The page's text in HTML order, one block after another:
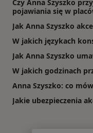
Czy Anna Szyszko
pojawiania się w
Jak Anna Szyszko
W jakich językach
Jak Anna Szyszko
W jakich godzinach
Anna Szyszko: co
Jakie ubezpieczenia